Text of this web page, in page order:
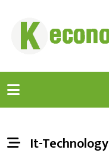
It-Technology